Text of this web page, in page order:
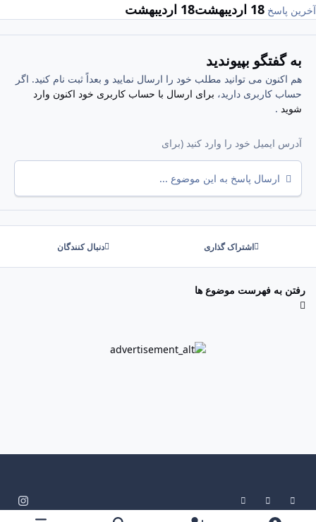
آخرین پاسخ 18 اردیبهشت 18 اردیبهشت
به گفتگو بپیوندید
هم اکنون می توانید مطلب خود را ارسال نمایید و بعداً ثبت نام کنید. اگر
حساب کاربری دارید، برای ارسال با حساب کاربری خود اکنون وارد
شوید .
ارسال پاسخ به این موضوع ...
اشتراک گذاری دنبال کنندگان
رفتن به فهرست موضوع ها
Light Mode
Dark Mode
System Preference
n